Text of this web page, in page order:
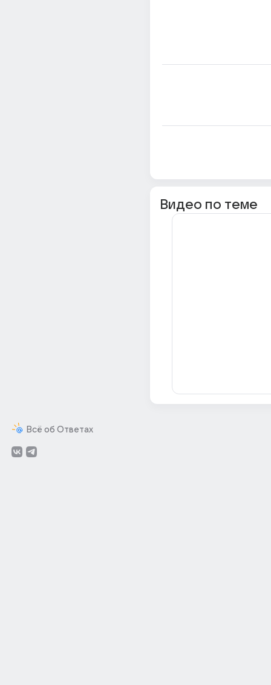
Всё об Ответах
Видео по теме